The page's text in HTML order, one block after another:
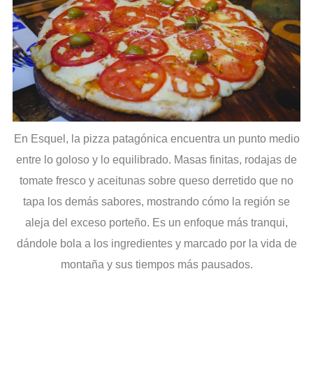
En Esquel, la pizza patagónica encuentra un punto medio
entre lo goloso y lo equilibrado. Masas finitas, rodajas de
tomate fresco y aceitunas sobre queso derretido que no
tapa los demás sabores, mostrando cómo la región se
aleja del exceso porteño. Es un enfoque más tranqui,
dándole bola a los ingredientes y marcado por la vida de
montaña y sus tiempos más pausados.